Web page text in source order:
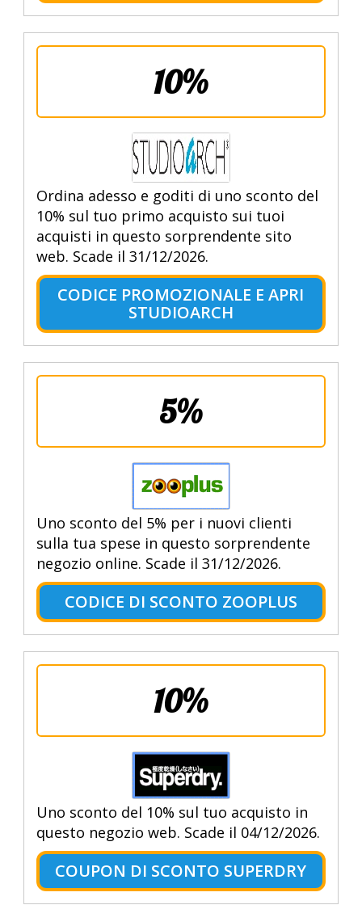
10%
Ordina adesso e goditi di uno sconto del
10% sul tuo primo acquisto sui tuoi
acquisti in questo sorprendente sito
web. Scade il 31/12/2026.
CODICE PROMOZIONALE E APRI
STUDIOARCH
5%
Uno sconto del 5% per i nuovi clienti
sulla tua spese in questo sorprendente
negozio online. Scade il 31/12/2026.
CODICE DI SCONTO ZOOPLUS
10%
Uno sconto del 10% sul tuo acquisto in
questo negozio web. Scade il 04/12/2026.
COUPON DI SCONTO SUPERDRY